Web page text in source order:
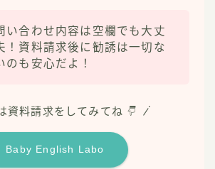
い合わせ内容は空欄でも大丈
！資料請求後に勧誘は一切な
のも安心だよ！
資料請求をしてみてね
Baby English Labo